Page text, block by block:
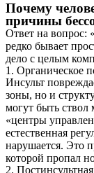
Почему
причины
Ответ на вопрос:
редко бывает
дело с целым
1. Органическое
Инсульт
зоны, но и
могут быть ствол
«центры
естественная
нарушается. Это
которой пропал
2.